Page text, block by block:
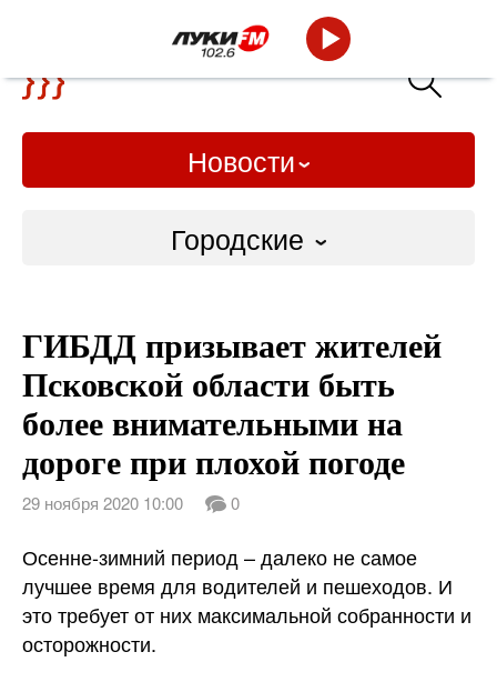
Новости
Городские
Слово Дело
Народные
ВТРК
ГИБДД призывает жителей
Псковской области быть
более внимательными на
дороге при плохой погоде
29 ноября 2020 10:00 0
Осенне-зимний период – далеко не самое
лучшее время для водителей и пешеходов. И
это требует от них максимальной собранности и
осторожности.